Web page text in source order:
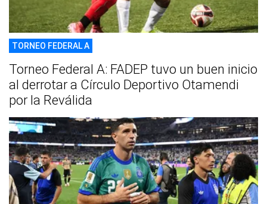
TORNEO FEDERAL A
Torneo Federal A: FADEP tuvo un buen inicio
al derrotar a Círculo Deportivo Otamendi
por la Reválida